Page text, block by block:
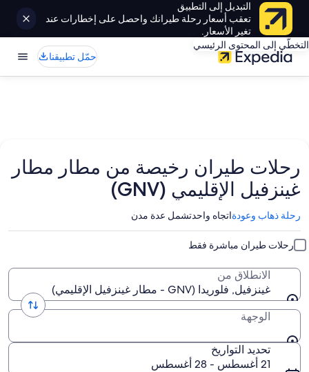
التبديل إلى التطبيق
تعقب أسعار رحلة طيرانك واحصل على إخطارات عند
تغير الأسعار.
التخطّي إلى المحتوى الرئيسي
حمّل تطبيقنا
رحلات طيران رخيصة من مطار مطار
غينزفيل الإقليمي (GNV)
رحلة ذهاب وعودةاتجاه واحدتشمل عدة مدن
رحلات طيران مباشرة فقط
الانطلاق من
غينزفيل, فلوريدا (GNV - مطار غينزفيل الإقليمي)
الوجهة
تحديد التواريخ
21 أغسطس - 28 أغسطس